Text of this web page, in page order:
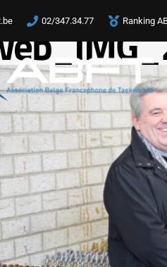
02/347.34.77 Ranking